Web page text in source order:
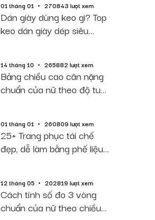
01 tháng 01 270843 lượt xem
Dán giày dùng keo gì? Top
keo dán giày dép siêu
14 tháng 10 265882 lượt xem
Bảng chiều cao cân nặng
chuẩn của nữ theo độ tuổi
01 tháng 01 260809 lượt xem
25+ Trang phục tái chế
đẹp, dễ làm bằng phế liệu
12 tháng 05 202819 lượt xem
Cách tính số đo 3 vòng
chuẩn của nữ theo chiều